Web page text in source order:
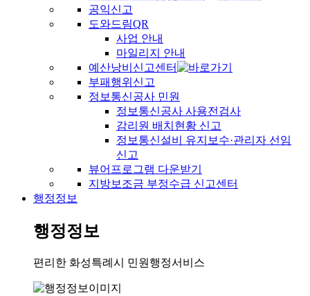
공익신고
도와드림QR
사업 안내
마일리지 안내
예산낭비신고센터
부패행위신고
정보통신공사 민원
정보통신공사 사용전검사
감리원 배치현황 신고
정보통신설비 유지보수·관리자 선임
신고
뷰어프로그램 다운받기
지방보조금 부정수급 신고센터
행정정보
행정정보
편리한 화성특례시 민원행정서비스